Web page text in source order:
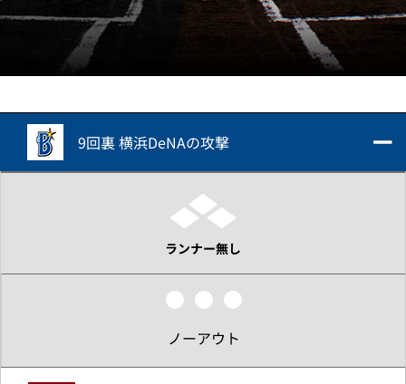
9回裏 横浜DeNAの攻撃
ランナー無し
ノーアウト